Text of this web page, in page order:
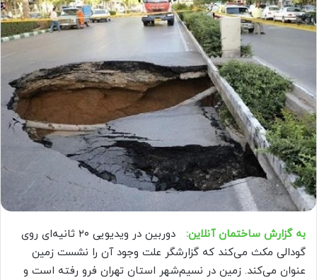
به گزارش ساختمان آنلاین:
دوربین در ویدیویی ۲۰ ثانیه‌ای روی
گودالی مکث می‌کند که گزارشگر علت وجود آن را نشست زمین
عنوان می‌کند. زمین در نسیم‌شهر استان تهران فرو رفته است و